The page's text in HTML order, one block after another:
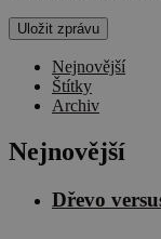
Nejnovější
Štítky
Archiv
Nejnovější
Dřevo